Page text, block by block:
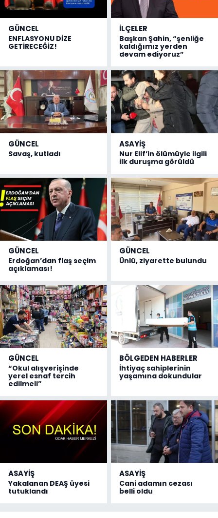
GÜNCEL
ENFLASYONU DİZE
GETİRECEĞİZ!
İLÇELER
Başkan Şahin, “şenliğe
kaldığımız yerden
devam ediyoruz”
GÜNCEL
Savaş, kutladı
ASAYİŞ
Nur Elif’in ölümüyle ilgili
ilk duruşma görüldü
GÜNCEL
Erdoğan’dan flaş seçim
açıklaması!
GÜNCEL
Ünlü, ziyarette bulundu
GÜNCEL
“Okul alışverişinde
yerel esnaf tercih
edilmeli”
BÖLGEDEN HABERLER
İhtiyaç sahiplerinin
yaşamına dokundular
ASAYİŞ
Yakalanan DEAŞ üyesi
tutuklandı
ASAYİŞ
Cani adamın cezası
belli oldu